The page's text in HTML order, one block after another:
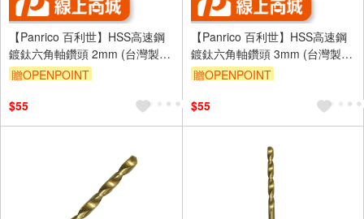
【Panrico 百利世】HSS高速鋼
鍍鈦六角軸鑽頭 2mm (台灣製
造)
贈OPENPOINT
$55
【Panrico 百利世】HSS高速鋼
鍍鈦六角軸鑽頭 3mm (台灣製
造)
贈OPENPOINT
$55